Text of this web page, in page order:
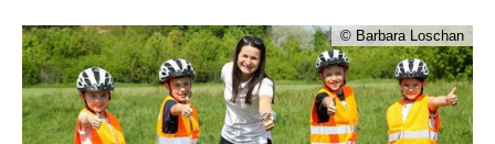
© Barbara Loschan